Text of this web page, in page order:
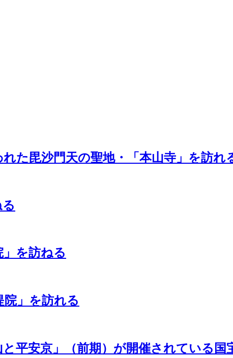
た毘沙門天の聖地・「本山寺」を訪れ
を訪ねる
」を訪れる
平安京」（前期）が開催されている国